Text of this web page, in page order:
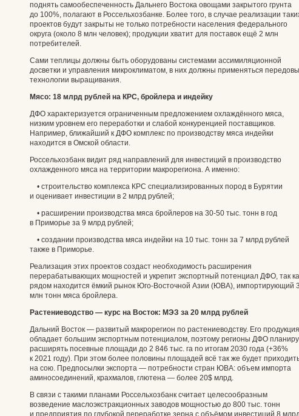
поднять самообеспеченность Дальнего Востока овощами закрытого грунта
до 100%, полагают в Россельхозбанке. Более того, в случае реализации
проектов будут закрыты не только потребности населения федерального
округа (около 8 млн человек); продукции хватит для поставок ещё 2 млн
потребителей.
Сами теплицы должны быть оборудованы системами ассимиляционной
досветки и управления микроклиматом, в них должны применяться
технологии выращивания.
Мясо: 18 млрд рублей на КРС, бройлера и индейку
ДФО характеризуется ограниченным предложением охлаждённого мяса,
низким уровнем его переработки и слабой конкуренцией поставщиков.
Например, ближайший к ДФО комплекс по производству мяса индейки
находится в Омской области.
Россельхозбанк видит ряд направлений для инвестиций в производство
охлажденного мяса на территории макрорегиона. А именно:
• строительство комплекса КРС специализированных пород в Бурятии
и оценивает инвестиции в 2 млрд рублей;
• расширении производства мяса бройлеров на 30-50 тыс. тонн в год
в Приморье за 9 млрд рублей;
• создании производства мяса индейки на 10 тыс. тонн за 7 млрд рублей
также в Приморье.
Реализация этих проектов создаст необходимость расширения
перерабатывающих мощностей и укрепит экспортный потенциал ДФО, так
рядом находится ёмкий рынок Юго-Восточной Азии (ЮВА), импортирующий
млн тонн мяса бройлера.
Растениеводство — курс на Восток: МЭЗ за 20 млрд рублей
Дальний Восток — развитый макрорегион по растениеводству. Его продукция
обладает большим экспортным потенциалом, поэтому регионы ДФО
расширять посевные площади до 2 846 тыс. га по итогам 2030 года (+36%
к 2021 году). При этом более половины площадей всё так же будет
на сою. Предпосылки экспорта — потребности стран ЮВА: объем импорта
аминосоединений, крахмалов, глютена — более 20$ млрд.
В связи с такими планами Россельхозбанк считает целесообразным
возведение маслоэкстракционных заводов мощностью до 800 тыс. тонн
и предприятия по глубокой переработке зерна с объёмом инвестиций 8 млрд